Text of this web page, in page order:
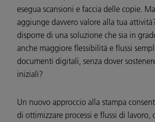
esegua scansioni e faccia delle copie.
aggiunge davvero valore alla tua
disporre di una soluzione che sia in
anche maggiore flessibilità e flussi
documenti digitali, senza dover
iniziali?
Un nuovo approccio alla stampa
di ottimizzare processi e flussi di lavoro,